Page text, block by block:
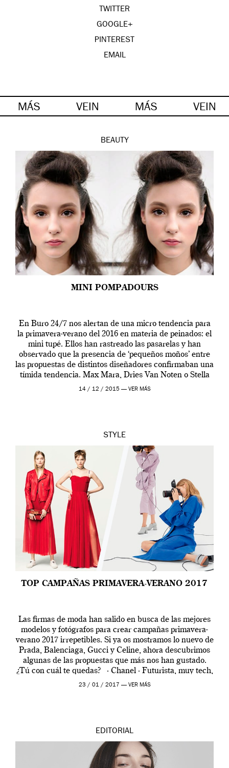
TWITTER
GOOGLE+
PINTEREST
EMAIL
MÁS VEIN MÁS VEIN
BEAUTY
MINI POMPADOURS
En Buro 24/7 nos alertan de una micro tendencia para
la primavera-verano del 2016 en materia de peinados: el
mini tupé. Ellos han rastreado las pasarelas y han
observado que la presencia de ‘pequeños moños’ entre
las propuestas de distintos diseñadores confirmaban una
tímida tendencia. Max Mara, Dries Van Noten o Stella
Jean mostraban unos peinados […]
14 / 12 / 2015 — VER MÁS
STYLE
TOP CAMPAÑAS PRIMAVERA-VERANO 2017
Las firmas de moda han salido en busca de las mejores
modelos y fotógrafos para crear campañas primavera-
verano 2017 irrepetibles. Si ya os mostramos lo nuevo de
Prada, Balenciaga, Gucci y Celine, ahora descubrimos
algunas de las propuestas que más nos han gustado.
¿Tú con cuál te quedas? · Chanel · Futurista, muy tech,
[…]
23 / 01 / 2017 — VER MÁS
EDITORIAL